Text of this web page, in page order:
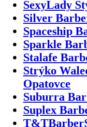
SexyLady
Silver
Spaceship
Sparkle
Stalafe
Strýko
Opatovce
Suburra
Suplex